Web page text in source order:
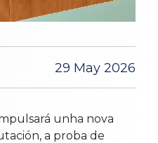
29 May 2026
unha nova
a proba de